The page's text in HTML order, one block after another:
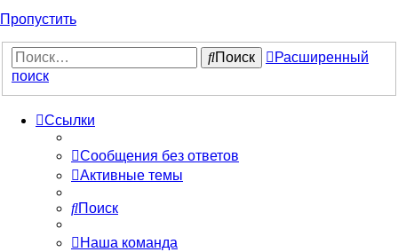
Пропустить
Поиск
Расширенный
поиск
Ссылки
Сообщения без ответов
Активные темы
Поиск
Наша команда